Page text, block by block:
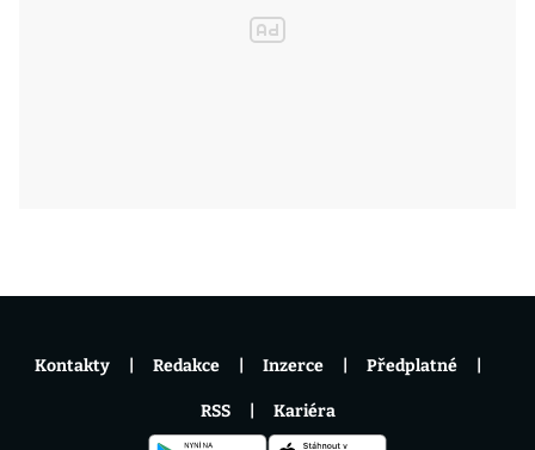
Kontakty Redakce Inzerce Předplatné
RSS Kariéra